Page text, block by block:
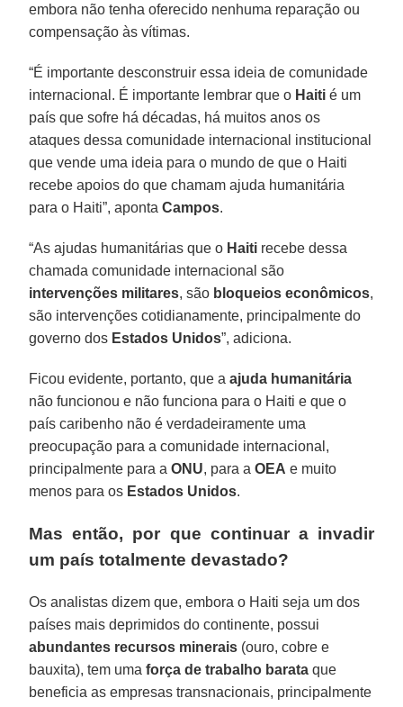
embora não tenha oferecido nenhuma reparação ou
compensação às vítimas.
“É importante desconstruir essa ideia de comunidade
internacional. É importante lembrar que o Haiti é um
país que sofre há décadas, há muitos anos os
ataques dessa comunidade internacional institucional
que vende uma ideia para o mundo de que o Haiti
recebe apoios do que chamam ajuda humanitária
para o Haiti”, apontaCampos.
“As ajudas humanitárias que o Haiti recebe dessa
chamada comunidade internacional são
intervenções militares, são bloqueios econômicos,
são intervenções cotidianamente, principalmente do
governo dos Estados Unidos”, adiciona.
Ficou evidente, portanto, que aajuda humanitária
não funcionou e não funciona para o Haiti e que o
país caribenho não é verdadeiramente uma
preocupação para a comunidade internacional,
principalmente para aONU, para aOEA e muito
menos para os Estados Unidos.
Mas então, por que continuar a invadir
um país totalmente devastado?
Os analistas dizem que, embora o Haiti seja um dos
países mais deprimidos do continente, possui
abundantes recursos minerais (ouro, cobre e
bauxita), tem umaforça de trabalho barata que
beneficia as empresas transnacionais, principalmente